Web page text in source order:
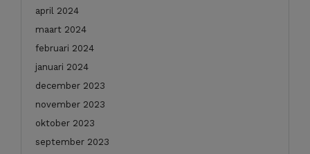
april 2024
maart 2024
februari 2024
januari 2024
december 2023
november 2023
oktober 2023
september 2023